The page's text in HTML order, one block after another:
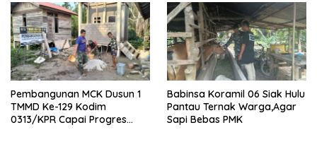
Rumah Bapak Dedi
Pembangunan MCK Dusun 1
TMMD Ke-129 Kodim
0313/KPR Capai Progres
Babinsa Koramil 06 Siak Hulu
Pantau Ternak Warga,Agar
Sapi Bebas PMK